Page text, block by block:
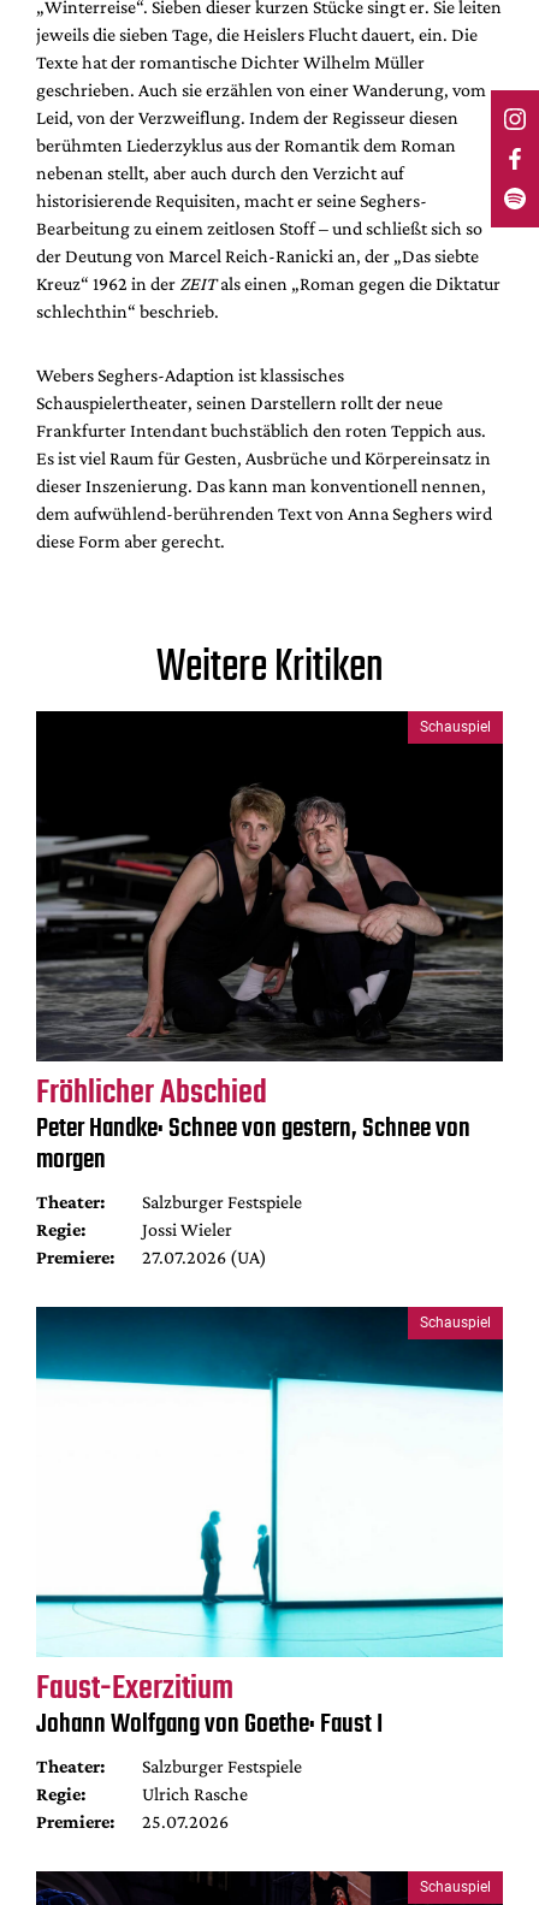
„Winterreise“. Sieben dieser kurzen Stücke singt er. Sie leiten
jeweils die sieben Tage, die Heislers Flucht dauert, ein. Die
Texte hat der romantische Dichter Wilhelm Müller
geschrieben. Auch sie erzählen von einer Wanderung, vom
Leid, von der Verzweiflung. Indem der Regisseur diesen
berühmten Liederzyklus aus der Romantik dem Roman
nebenan stellt, aber auch durch den Verzicht auf
historisierende Requisiten, macht er seine Seghers-
Bearbeitung zu einem zeitlosen Stoff – und schließt sich so
der Deutung von Marcel Reich-Ranicki an, der „Das siebte
Kreuz“ 1962 in der ZEITals einen „Roman gegen die Diktatur
schlechthin“ beschrieb.
Webers Seghers-Adaption ist klassisches
Schauspielertheater, seinen Darstellern rollt der neue
Frankfurter Intendant buchstäblich den roten Teppich aus.
Es ist viel Raum für Gesten, Ausbrüche und Körpereinsatz in
dieser Inszenierung. Das kann man konventionell nennen,
dem aufwühlend-berührenden Text von Anna Seghers wird
diese Form aber gerecht.
Weitere Kritiken
Schauspiel
Fröhlicher Abschied
Peter Handke: Schnee von gestern, Schnee von
morgen
Theater:
Salzburger Festspiele
Regie:
Jossi Wieler
Premiere:
27.07.2026 (UA)
Schauspiel
Faust-Exerzitium
Johann Wolfgang von Goethe: Faust I
Theater:
Salzburger Festspiele
Regie:
Ulrich Rasche
Premiere:
25.07.2026
Schauspiel